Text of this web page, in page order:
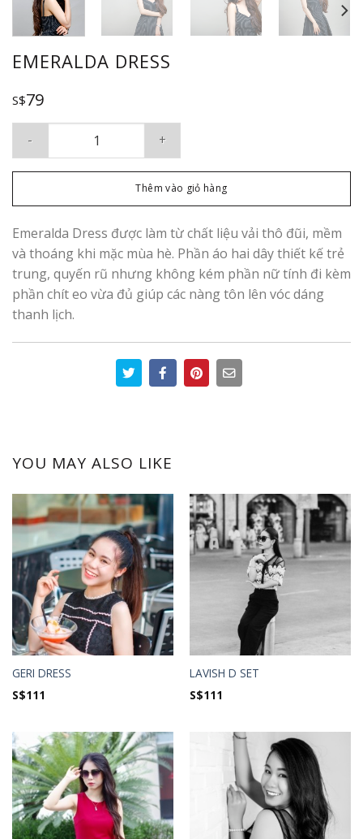
EMERALDA DRESS
S$79
Thêm vào giỏ hàng
Emeralda Dress được làm từ chất liệu vải thô đũi, mềm
và thoáng khi mặc mùa hè. Phần áo hai dây thiết kế trẻ
trung, quyến rũ nhưng không kém phần nữ tính đi kèm
phần chít eo vừa đủ giúp các nàng tôn lên vóc dáng
thanh lịch.
YOU MAY ALSO LIKE
GERI DRESS
S$111
LAVISH D SET
S$111